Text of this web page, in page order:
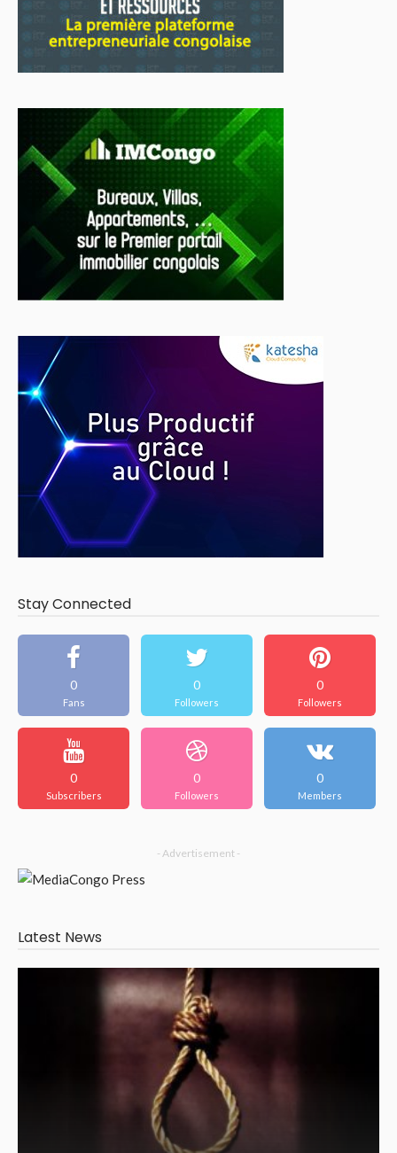
Stay Connected
0
Fans
0
Followers
0
Followers
0
Subscribers
0
Followers
0
Members
- Advertisement -
Latest News